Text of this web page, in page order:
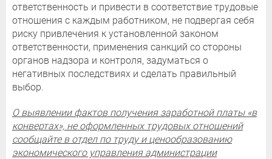
ответственность и привести в соответствие трудовые
отношения с каждым работником, не подвергая себя
риску привлечения к установленной законом
ответственности, применения санкций со стороны
органов надзора и контроля, задуматься о
негативных последствиях и сделать правильный
выбор.
О выявлении фактов получения заработной платы «в
конвертах», не оформленных трудовых отношений
сообщайте в отдел по труду и ценообразованию
экономического управления администрации